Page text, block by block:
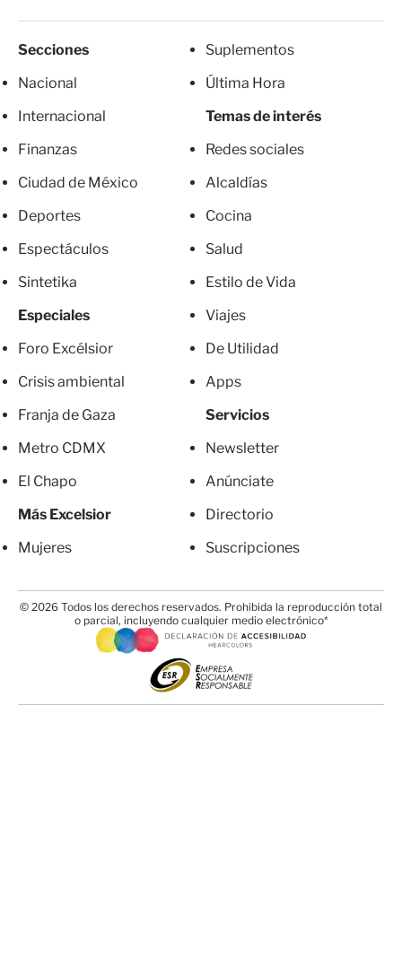
Secciones
Nacional
Internacional
Finanzas
Ciudad de México
Deportes
Espectáculos
Sintetika
Especiales
Foro Excélsior
Crisis ambiental
Franja de Gaza
Metro CDMX
El Chapo
Más Excelsior
Mujeres
Suplementos
Última Hora
Temas de interés
Redes sociales
Alcaldías
Cocina
Salud
Estilo de Vida
Viajes
De Utilidad
Apps
Servicios
Newsletter
Anúnciate
Directorio
Suscripciones
© 2026 Todos los derechos reservados. Prohibida la reproducción total
o parcial, incluyendo cualquier medio electrónico*